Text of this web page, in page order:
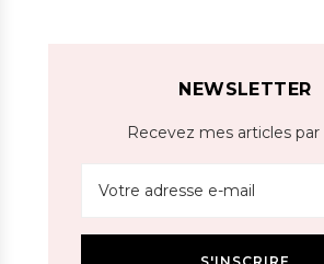
NEWSLETTER
Recevez mes articles par